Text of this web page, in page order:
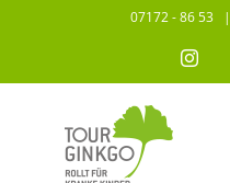
07172 - 86 53 |